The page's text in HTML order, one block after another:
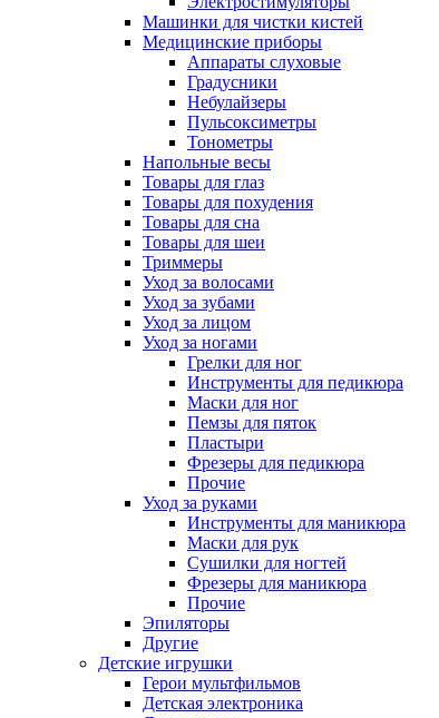
Машинки для чистки кистей
Медицинские приборы
Аппараты слуховые
Градусники
Небулайзеры
Пульсоксиметры
Тонометры
Напольные весы
Товары для глаз
Товары для похудения
Товары для сна
Товары для шеи
Триммеры
Уход за волосами
Уход за зубами
Уход за лицом
Уход за ногами
Грелки для ног
Инструменты для педикюра
Маски для ног
Пемзы для пяток
Пластыри
Фрезеры для педикюра
Прочие
Уход за руками
Инструменты для маникюра
Маски для рук
Сушилки для ногтей
Фрезеры для маникюра
Прочие
Эпиляторы
Другие
Детские игрушки
Герои мультфильмов
Детская электроника